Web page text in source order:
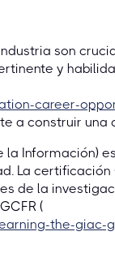
son
y
career-
a construir una
Información)
La certificación
de la
(
the-